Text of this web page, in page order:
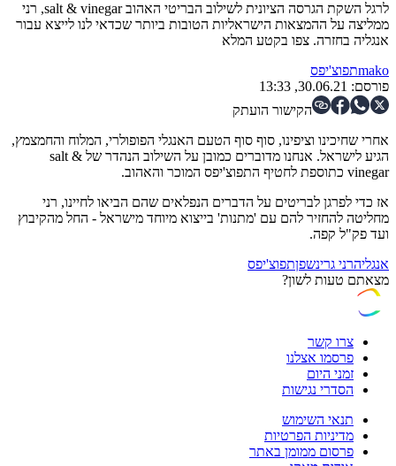
לרגל השקת הגרסה הציונית לשילוב הבריטי האהוב salt & vinegar, רני
ממליצה על ההמצאות הישראליות הטובות ביותר שכדאי לנו לייצא עבור
אנגליה בחזרה. צפו בקטע המלא
makoתפוצ'יפס
פורסם: 30.06.21, 13:33
הקישור הועתק
אחרי שחיכינו וציפינו, סוף סוף הטעם האנגלי הפופולרי, המלוח והחמצמץ,
הגיע לישראל. אנחנו מדוברים כמובן על השילוב הנהדר של salt &
vinegar כתוספת לחטיף התפוצ'יפס המוכר והאהוב.
אז כדי לפרגן לבריטים על הדברים הנפלאים שהם הביאו לחיינו, רני
מחליטה להחזיר להם עם 'מתנות' בייצוא מיוחד מישראל - החל מהקיבוץ
ועד פק"ל קפה.
אנגליהרני גרינשפןתפוצ'יפס
מצאתם טעות לשון?
צרו קשר
פרסמו אצלנו
זמני היום
הסדרי נגישות
תנאי השימוש
מדיניות הפרטיות
פרסום ממומן באתר